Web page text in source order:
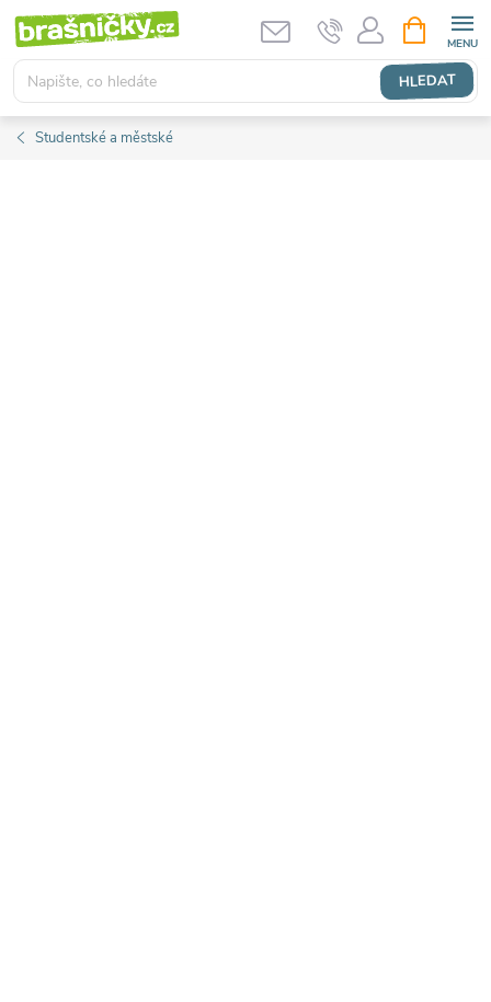
Přejít
obsah
HLEDAT
NÁKUPNÍ
KOŠÍK
Studentské a městské